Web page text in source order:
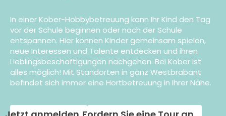
In einer Kober-Hobbybetreuung kann Ihr Kind den Tag
vor der Schule beginnen oder nach der Schule
entspannen. Hier können Kinder gemeinsam spielen,
neue Interessen und Talente entdecken und ihren
Lieblingsbeschäftigungen nachgehen. Bei Kober ist
alles möglich! Mit Standorten in ganz Westbrabant
befindet sich immer eine Hortbetreuung in Ihrer Nähe.